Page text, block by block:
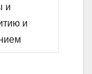
и
и